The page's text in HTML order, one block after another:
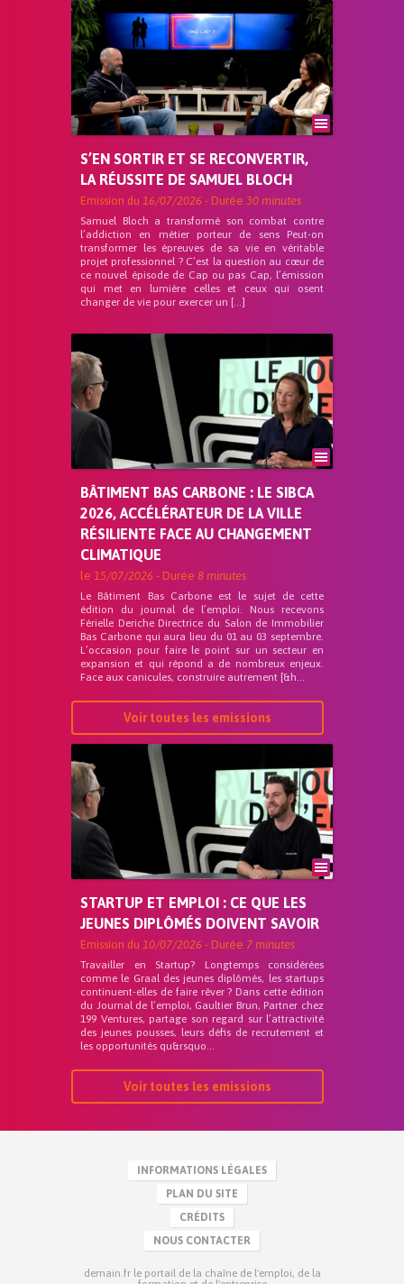
S’EN SORTIR ET SE RECONVERTIR,
LA RÉUSSITE DE SAMUEL BLOCH
Emission du 16/07/2026 - Durée 30 minutes
Samuel Bloch a transformé son combat contre
l’addiction en métier porteur de sens Peut-on
transformer les épreuves de sa vie en véritable
projet professionnel ? C’est la question au cœur de
ce nouvel épisode de Cap ou pas Cap, l’émission
qui met en lumière celles et ceux qui osent
changer de vie pour exercer un […]
BÂTIMENT BAS CARBONE : LE SIBCA
2026, ACCÉLÉRATEUR DE LA VILLE
RÉSILIENTE FACE AU CHANGEMENT
CLIMATIQUE
le 15/07/2026 - Durée 8 minutes
Le Bâtiment Bas Carbone est le sujet de cette
édition du journal de l’emploi. Nous recevons
Férielle Deriche Directrice du Salon de Immobilier
Bas Carbone qui aura lieu du 01 au 03 septembre.
L’occasion pour faire le point sur un secteur en
expansion et qui répond a de nombreux enjeux.
Face aux canicules, construire autrement [&h...
Voir toutes les emissions
STARTUP ET EMPLOI : CE QUE LES
JEUNES DIPLÔMÉS DOIVENT SAVOIR
Emission du 10/07/2026 - Durée 7 minutes
Travailler en Startup? Longtemps considérées
comme le Graal des jeunes diplômés, les startups
continuent-elles de faire rêver ? Dans cette édition
du Journal de l’emploi, Gaultier Brun, Partner chez
199 Ventures, partage son regard sur l’attractivité
des jeunes pousses, leurs défis de recrutement et
les opportunités qu&rsquo...
Voir toutes les emissions
INFORMATIONS LÉGALES
PLAN DU SITE
CRÉDITS
NOUS CONTACTER
demain.fr le portail de la chaîne de l'emploi, de la